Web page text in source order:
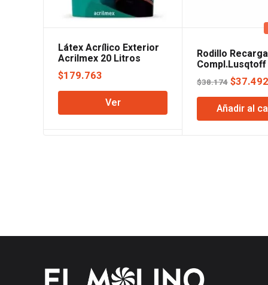
Látex Acrílico Exterior
Acrilmex 20 Litros
Blanco Quimex
$179.763
Ver
Rodillo
Compl.Lusqtoff
$38.174 El
precio
original
era:
$
Añadir al